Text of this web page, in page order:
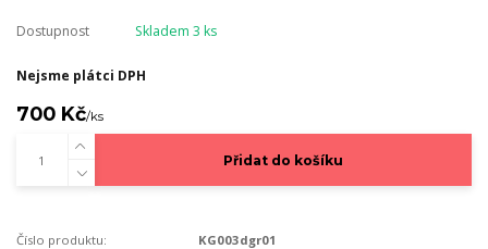
Dostupnost Skladem 3 ks
Nejsme plátci DPH
700 Kč/ks
Přidat do košíku
Číslo produktu: KG003dgr01